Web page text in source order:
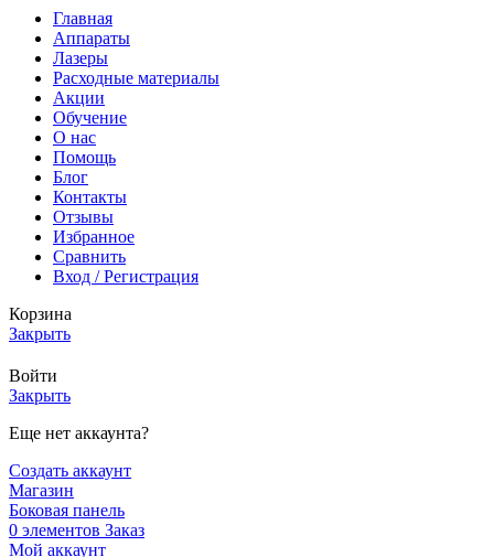
Главная
Аппараты
Лазеры
Расходные материалы
Акции
Обучение
О нас
Помощь
Блог
Контакты
Отзывы
Избранное
Сравнить
Вход / Регистрация
Корзина
Закрыть
Войти
Закрыть
Еще нет аккаунта?
Создать аккаунт
Магазин
Боковая панель
0 элементов Заказ
Мой аккаунт